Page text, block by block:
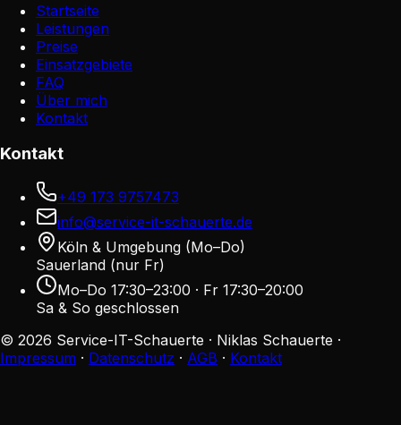
Startseite
Leistungen
Preise
Einsatzgebiete
FAQ
Über mich
Kontakt
Kontakt
+49 173 9757473
info@service-it-schauerte.de
Köln & Umgebung (Mo–Do)
Sauerland (nur Fr)
Mo–Do 17:30–23:00 · Fr 17:30–20:00
Sa & So geschlossen
© 2026 Service-IT-Schauerte · Niklas Schauerte ·
Impressum · Datenschutz · AGB · Kontakt